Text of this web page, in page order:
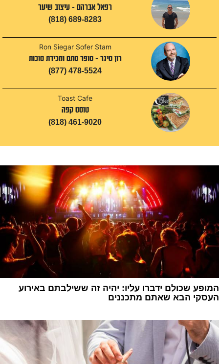
רפאל אברהם - עיצוב שיער
(818) 689-8283
Ron Siegar Sofer Stam
רון סיגר - סופר סתם ומכירת סוכות
(877) 478-5524
Toast Cafe
טוסט קפה
(818) 461-9020
המופע שכולם ידברו עליו: יהיה זה ששילבתם באירוע
העסקי הבא שאתם מתכננים